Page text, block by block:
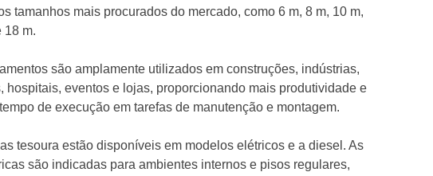
tamanhos mais procurados do mercado, como 6 m, 8 m, 10 m,
18 m.
são amplamente utilizados em construções, indústrias,
hospitais, eventos e lojas, proporcionando mais produtividade e
de execução em tarefas de manutenção e montagem.
tesoura estão disponíveis em modelos elétricos e a diesel. As
são indicadas para ambientes internos e pisos regulares,